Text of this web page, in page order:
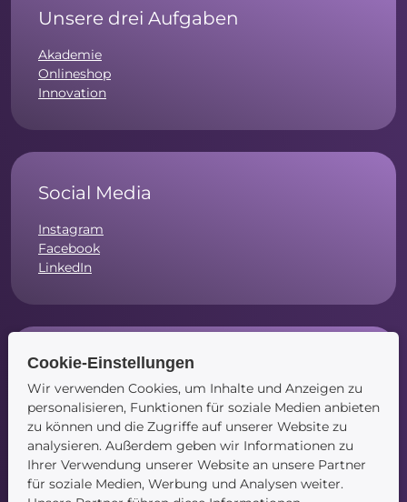
Unsere drei Aufgaben
Akademie
Onlineshop
Innovation
Social Media
Instagram
Facebook
LinkedIn
Navigation
Startseite
Blog
Kontakt
Cookie-Einstellungen
Wir verwenden Cookies, um Inhalte und Anzeigen zu
personalisieren, Funktionen für soziale Medien anbieten
zu können und die Zugriffe auf unserer Website zu
analysieren. Außerdem geben wir Informationen zu
Ihrer Verwendung unserer Website an unsere Partner
für soziale Medien, Werbung und Analysen weiter.